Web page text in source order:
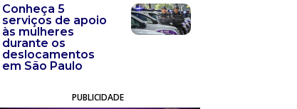
Conheça 5
serviços de apoio
às mulheres
durante os
deslocamentos
em São Paulo
PUBLICIDADE